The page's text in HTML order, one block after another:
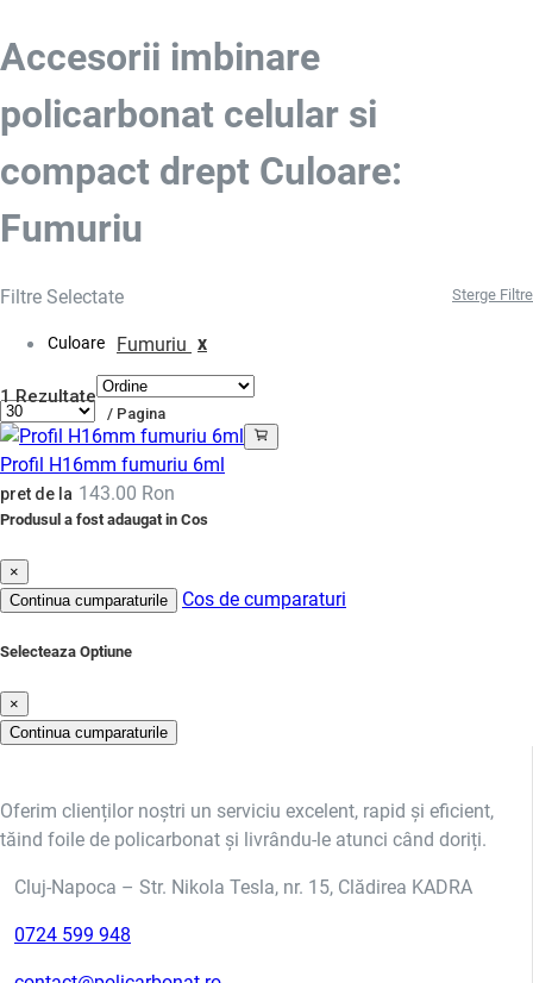
Accesorii imbinare
policarbonat celular si
compact drept Culoare:
Fumuriu
Filtre Selectate Sterge Filtre
Culoare Fumuriu x
1 Rezultate
/ Pagina
Profil H16mm fumuriu 6ml
pret de la 143.00 Ron
Produsul a fost adaugat in Cos
×
Continua cumparaturile
Cos de cumparaturi
Selecteaza Optiune
×
Continua cumparaturile
Oferim clienților noștri un serviciu excelent, rapid și eficient,
tăind foile de policarbonat și livrându-le atunci când doriți.
Cluj-Napoca – Str. Nikola Tesla, nr. 15, Clădirea KADRA
0724 599 948